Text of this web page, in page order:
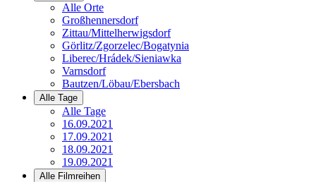
Alle Orte
Großhennersdorf
Zittau/Mittelherwigsdorf
Görlitz/Zgorzelec/Bogatynia
Liberec/Hrádek/Sieniawka
Varnsdorf
Bautzen/Löbau/Ebersbach
Alle Tage
Alle Tage
16.09.2021
17.09.2021
18.09.2021
19.09.2021
Alle Filmreihen